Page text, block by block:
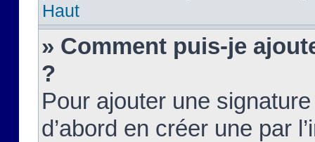
Haut
» Comment puis-je
?
Pour ajouter une
d’abord en créer une par